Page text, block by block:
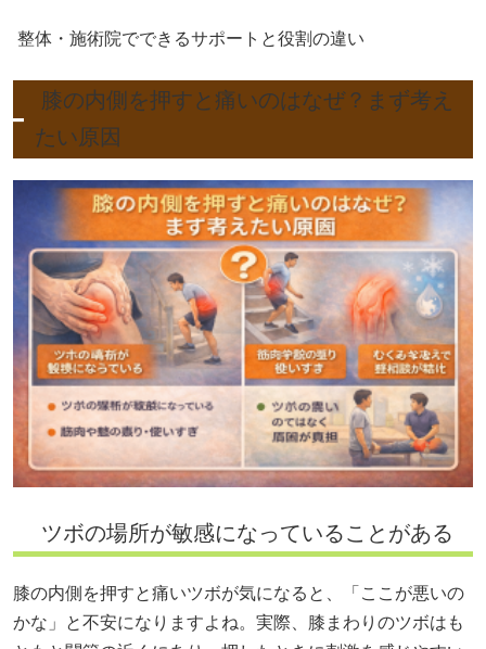
整体・施術院でできるサポートと役割の違い
膝の内側を押すと痛いのはなぜ？まず考え
たい原因
ツボの場所が敏感になっていることがある
膝の内側を押すと痛いツボが気になると、「ここが悪いの
かな」と不安になりますよね。実際、膝まわりのツボはも